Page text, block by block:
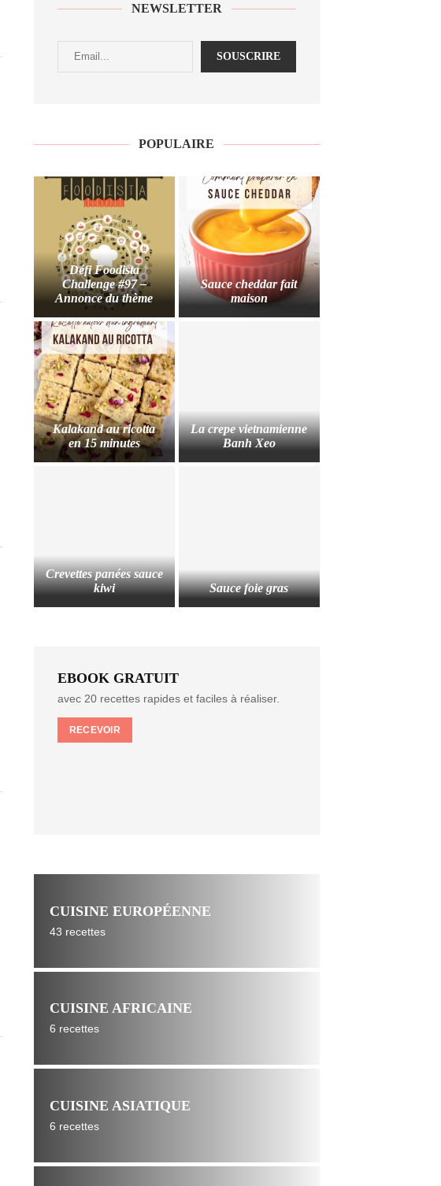
NEWSLETTER
POPULAIRE
Défi Foodista
Challenge #97 –
Annonce du thème
Sauce cheddar fait
maison
Kalakand au ricotta
en 15 minutes
La crepe vietnamienne
Banh Xeo
Crevettes panées sauce
kiwi
Sauce foie gras
EBOOK GRATUIT
avec 20 recettes rapides et faciles à réaliser.
RECEVOIR
CUISINE EUROPÉENNE
43 recettes
CUISINE AFRICAINE
6 recettes
CUISINE ASIATIQUE
6 recettes